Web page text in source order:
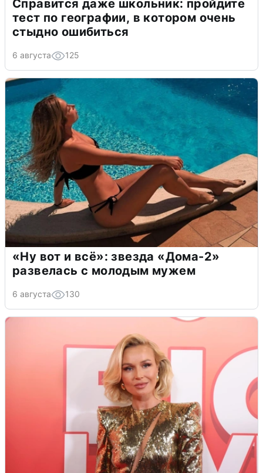
Справится даже школьник: пройдите
тест по географии, в котором очень
стыдно ошибиться
6 августа 125
«Ну вот и всё»: звезда «Дома-2»
развелась с молодым мужем
6 августа 130